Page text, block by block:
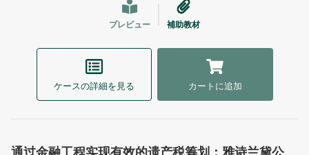
プレビュー 補助教材
ケースの詳細を見る カートに追加
通过金融工程实现有效的遗产税筹划：雅诗兰黛公